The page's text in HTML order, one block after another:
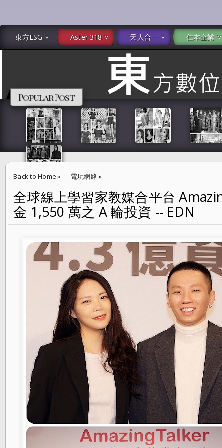
東方ESG Aster 318 天人合一 仁本企業
Popular Post
Back to Home » 電玩網路»
全球線上學習家教媒合平台 AmazingTalker 獲資金挹注美金 1,550 萬
全球線上學習家教媒合平台
金 1,550 萬之 A 輪投資 -- EDN